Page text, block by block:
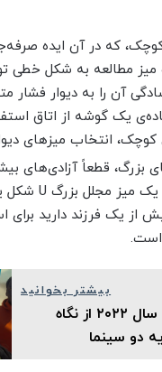
که در آن ایده
مطالعه به شکل خطی
آن را به دیوار فشار
یک گوشه از اتاق
کوچک، انتخاب میزهای
بزرگ، قطعاً آزادی‌های
از یک فرزند دارید
است.
بیشتر بخوانید
بهترین فیلم‌های سال ۲۰۲۲ از نگاه
دو سینما